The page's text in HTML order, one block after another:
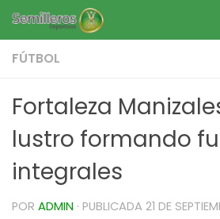
Saltar al contenido
FÚTBOL
Fortaleza
lustro formando
integrales
POR ADMIN · PUBLICADA 21 DE